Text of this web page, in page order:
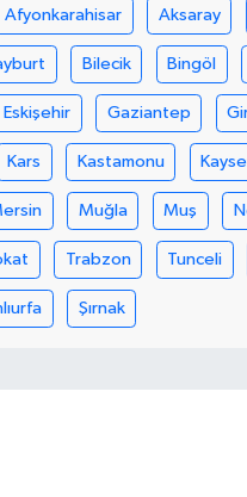
Afyonkarahisar Aksaray
Bilecik Bingöl
Eskişehir Gaziantep
Kars Kastamonu
Muğla Muş
Trabzon Tunceli
Şırnak